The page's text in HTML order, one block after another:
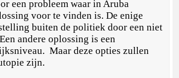
een probleem waar in Aruba
voor te vinden is. De enige
buiten de politiek door een niet
andere oplossing is een
Maar deze opties zullen
zijn.